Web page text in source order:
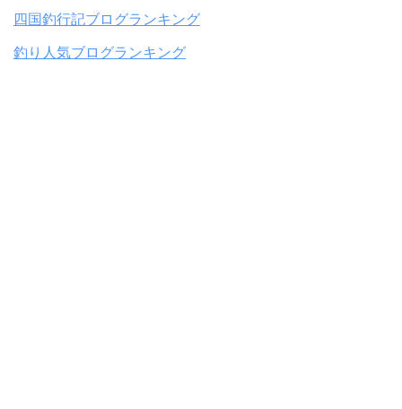
四国釣行記ブログランキング
釣り人気ブログランキング